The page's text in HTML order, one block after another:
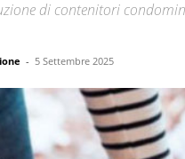
di contenitori
- 5 Settembre 2025